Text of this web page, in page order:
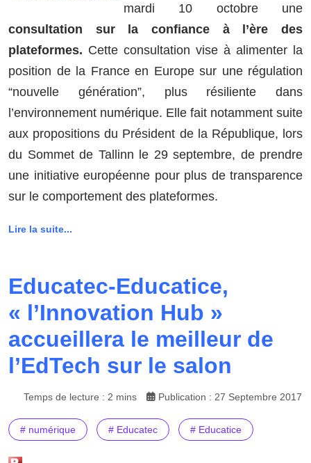
mardi 10 octobre une
consultation sur la confiance à l’ère des
plateformes. Cette consultation vise à alimenter la
position de la France en Europe sur une régulation
“nouvelle génération”, plus résiliente dans
l’environnement numérique. Elle fait notamment suite
aux propositions du Président de la République, lors
du Sommet de Tallinn le 29 septembre, de prendre
une initiative européenne pour plus de transparence
sur le comportement des plateformes.
Lire la suite...
Educatec-Educatice,
« l’Innovation Hub »
accueillera le meilleur de
l’EdTech sur le salon
Temps de lecture : 2 mins Publication : 27 Septembre 2017
# numérique # Educatec # Educatice